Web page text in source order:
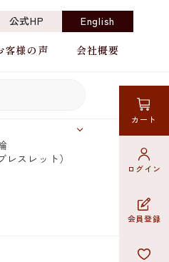
公式HP English
客様の声 会社概要
カート
ログイン
会員登録
レスレット）